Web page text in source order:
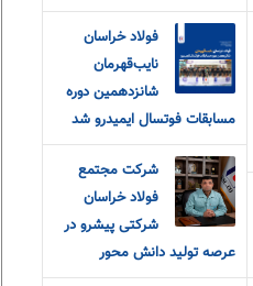
فولاد خراسان
نایب‌قهرمان
شانزدهمین دوره
مسابقات فوتسال ایمیدرو شد
شرکت مجتمع
فولاد خراسان
شرکتی پیشرو در
عرصه تولید دانش محور